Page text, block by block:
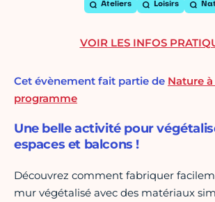
Ateliers Loisirs
Cet évènement fait partie de Nature
programme
Une belle activité pour
espaces et balcons !
Découvrez comment fabriquer
mur végétalisé avec des matériaux
VOIR LES INFOS